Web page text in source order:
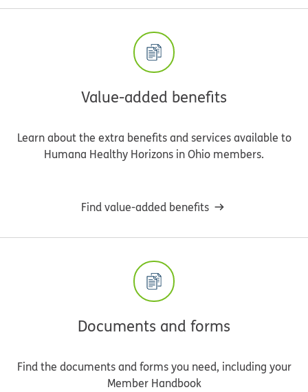
Value-added benefits
Learn about the extra benefits and services available to
Humana Healthy Horizons in Ohio members.
Find value-added benefits
Documents and forms
Find the documents and forms you need, including your
Member Handbook